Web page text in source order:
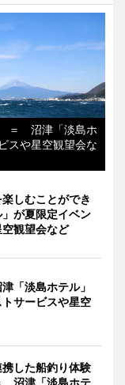
＝ 沼津「淡島ホ
スや星空観望会な
しむことができ
が夏限定イベン
観望会など
「淡島ホテル」
サービスや星空
した船釣り体験
沼津「淡島ホテ